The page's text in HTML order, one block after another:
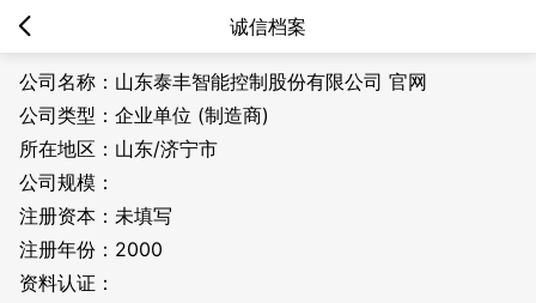
诚信档案
公司名称：山东泰丰智能控制股份有限公司 官网
公司类型：企业单位 (制造商)
所在地区：山东/济宁市
公司规模：
注册资本：未填写
注册年份：2000
资料认证：